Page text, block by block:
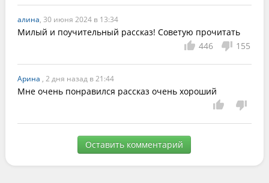
алина, 30 июня 2024 в 13:34
Милый и поучительный рассказ! Советую прочитать
446
155
Арина , 2 дня назад в 21:44
Мне очень понравился рассказ очень хороший
Оставить комментарий